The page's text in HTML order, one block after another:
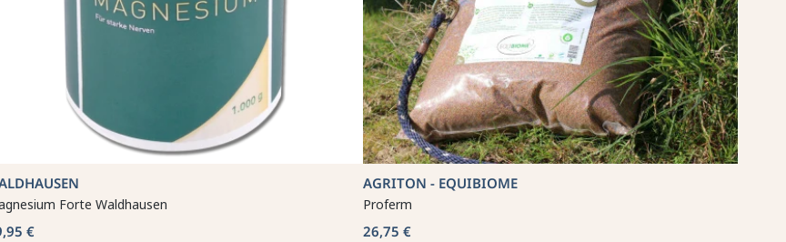
Forte Waldhausen
€
AGRITON - EQUIBIOME
Proferm
26,75 €